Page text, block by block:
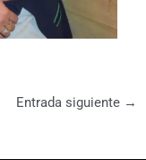
Entrada siguiente →